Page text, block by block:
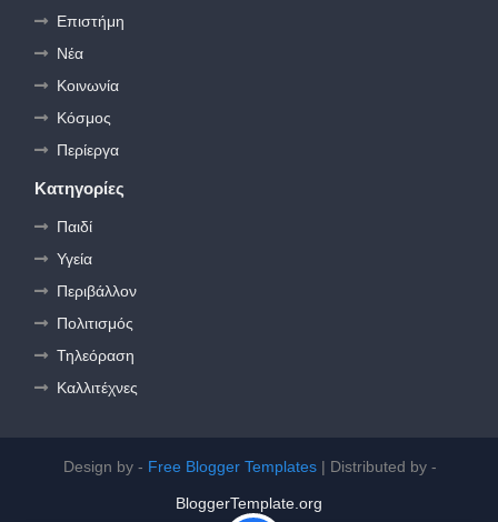
Επιστήμη
Νέα
Κοινωνία
Κόσμος
Περίεργα
Κατηγορίες
Παιδί
Υγεία
Περιβάλλον
Πολιτισμός
Τηλεόραση
Καλλιτέχνες
Design by - Free Blogger Templates| Distributed by -
BloggerTemplate.org